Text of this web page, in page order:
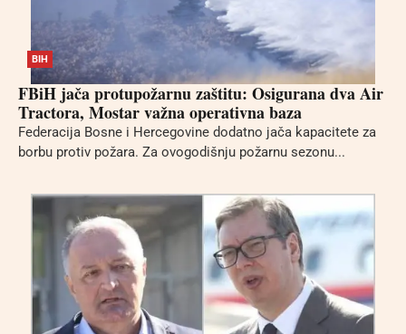
BIH
FBiH jača protupožarnu zaštitu: Osigurana dva Air
Tractora, Mostar važna operativna baza
Federacija Bosne i Hercegovine dodatno jača kapacitete za
borbu protiv požara. Za ovogodišnju požarnu sezonu...